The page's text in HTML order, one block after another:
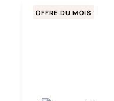
OFFRE DU MOIS